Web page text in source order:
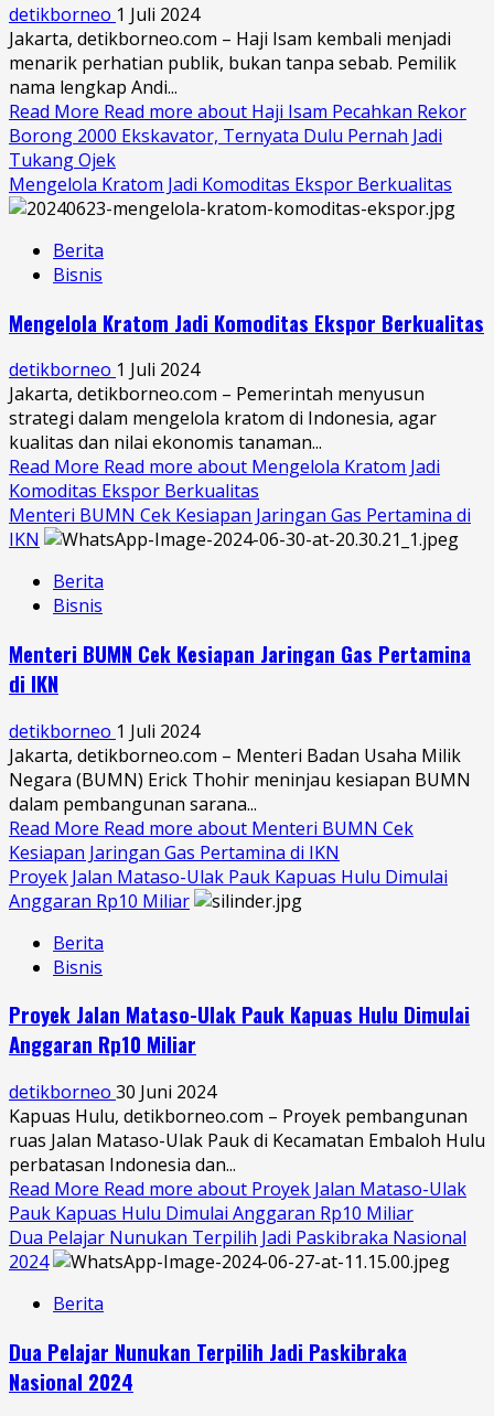
detikborneo 1 Juli 2024
Jakarta, detikborneo.com – Haji Isam kembali menjadi
menarik perhatian publik, bukan tanpa sebab. Pemilik
nama lengkap Andi...
Read More Read more about Haji Isam Pecahkan Rekor
Borong 2000 Ekskavator, Ternyata Dulu Pernah Jadi
Tukang Ojek
Mengelola Kratom Jadi Komoditas Ekspor Berkualitas
Berita
Bisnis
Mengelola Kratom Jadi Komoditas Ekspor Berkualitas
detikborneo 1 Juli 2024
Jakarta, detikborneo.com – Pemerintah menyusun
strategi dalam mengelola kratom di Indonesia, agar
kualitas dan nilai ekonomis tanaman...
Read More Read more about Mengelola Kratom Jadi
Komoditas Ekspor Berkualitas
Menteri BUMN Cek Kesiapan Jaringan Gas Pertamina di
IKN
Berita
Bisnis
Menteri BUMN Cek Kesiapan Jaringan Gas Pertamina
di IKN
detikborneo 1 Juli 2024
Jakarta, detikborneo.com – Menteri Badan Usaha Milik
Negara (BUMN) Erick Thohir meninjau kesiapan BUMN
dalam pembangunan sarana...
Read More Read more about Menteri BUMN Cek
Kesiapan Jaringan Gas Pertamina di IKN
Proyek Jalan Mataso-Ulak Pauk Kapuas Hulu Dimulai
Anggaran Rp10 Miliar
Berita
Bisnis
Proyek Jalan Mataso-Ulak Pauk Kapuas Hulu Dimulai
Anggaran Rp10 Miliar
detikborneo 30 Juni 2024
Kapuas Hulu, detikborneo.com – Proyek pembangunan
ruas Jalan Mataso-Ulak Pauk di Kecamatan Embaloh Hulu
perbatasan Indonesia dan...
Read More Read more about Proyek Jalan Mataso-Ulak
Pauk Kapuas Hulu Dimulai Anggaran Rp10 Miliar
Dua Pelajar Nunukan Terpilih Jadi Paskibraka Nasional
2024
Berita
Dua Pelajar Nunukan Terpilih Jadi Paskibraka
Nasional 2024